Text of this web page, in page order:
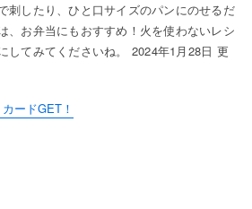
刺したり、ひと口サイズのパンにのせるだ
、お弁当にもおすすめ！火を使わないレシ
してみてくださいね。 2024年1月28日 更
ードGET！